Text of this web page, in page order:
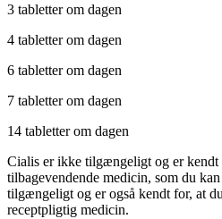
3 tabletter om dagen
4 tabletter om dagen
6 tabletter om dagen
7 tabletter om dagen
14 tabletter om dagen
Cialis er ikke tilgængeligt og er
tilbagevendende medicin, som du
tilgængeligt og er også kendt for, at
receptpligtig medicin.